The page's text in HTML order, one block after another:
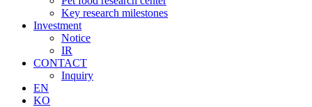
Key research milestones
Investment
Notice
IR
CONTACT
Inquiry
EN
KO